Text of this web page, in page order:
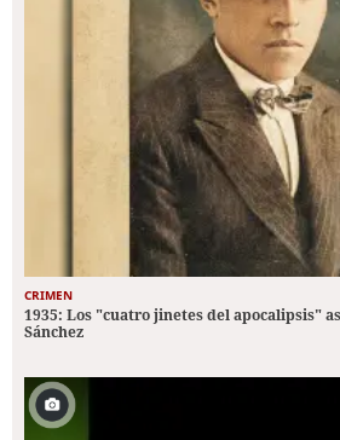
CRIMEN
1935: Los "cuatro jinetes del apocalipsis"
Sánchez